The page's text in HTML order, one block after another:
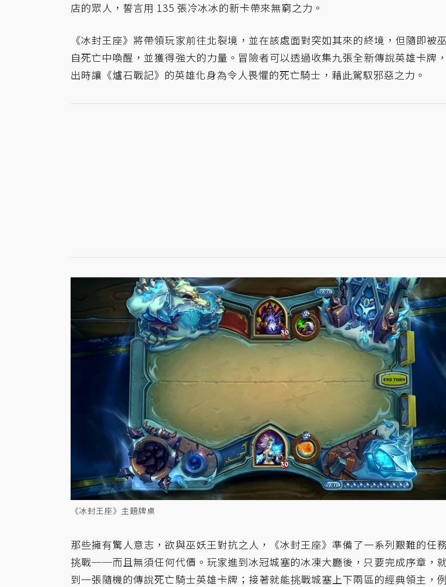
店的眾人，誓言用 135 張冷冰冰的新卡帶來無窮之力。
《冰封王座》將帶領玩家前往北裂境，並在該處面對突如其來的終境，但隨即被
自死亡中喚醒，並獲得強大的力量。冒險者可以透過收集九張全新傳說英雄卡牌
出時讓《爐石戰記》的英雄化身為令人畏懼的死亡騎士，藉此駕馭邪惡之力。
《冰封王座》主題牌桌
那些擁有驚人意志，欲與巫妖王對抗之人，《冰封王座》準備了一系列艱難的任
挑戰──而且無須任何代價。玩家進到冰冠城塞的冰凍大廳後，只要完成序章，
到一張隨機的傳說死亡騎士英雄卡牌；接著就能挑戰城塞上下兩區的經典領主，